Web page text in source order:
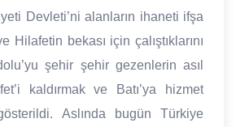
Devleti’ni alanların ihaneti ifşa
Hilafetin bekası için çalıştıklarını
şehir şehir gezenlerin asıl
kaldırmak ve Batı’ya hizmet
Aslında bugün Türkiye